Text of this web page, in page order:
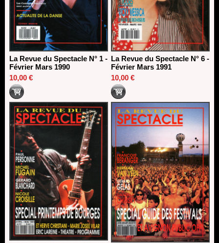
La Revue du Spectacle N° 1 -
Février Mars 1990
10,00 €
La Revue du Spectacle N° 6 -
Février Mars 1991
10,00 €